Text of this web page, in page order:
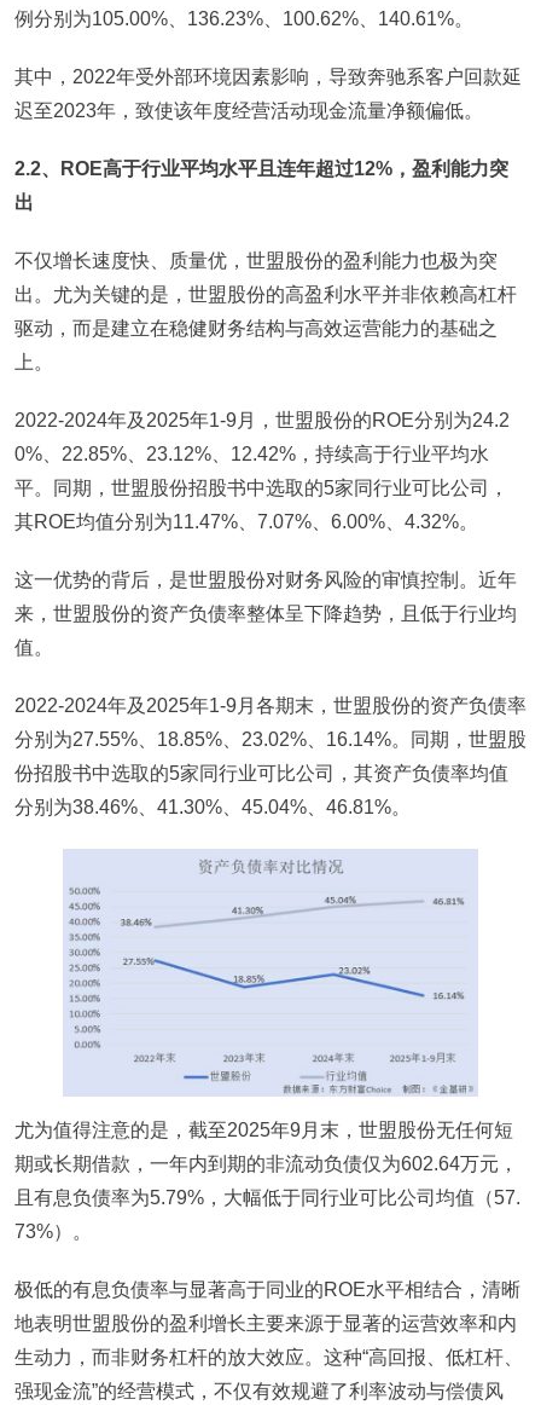
例分别为105.00%、136.23%、100.62%、140.61%。
其中，2022年受外部环境因素影响，导致奔驰系客户回款延
迟至2023年，致使该年度经营活动现金流量净额偏低。
2.2、ROE高于行业平均水平且连年超过12%，盈利能力突
出
不仅增长速度快、质量优，世盟股份的盈利能力也极为突
出。尤为关键的是，世盟股份的高盈利水平并非依赖高杠杆
驱动，而是建立在稳健财务结构与高效运营能力的基础之
上。
2022-2024年及2025年1-9月，世盟股份的ROE分别为24.2
0%、22.85%、23.12%、12.42%，持续高于行业平均水
平。同期，世盟股份招股书中选取的5家同行业可比公司，
其ROE均值分别为11.47%、7.07%、6.00%、4.32%。
这一优势的背后，是世盟股份对财务风险的审慎控制。近年
来，世盟股份的资产负债率整体呈下降趋势，且低于行业均
值。
2022-2024年及2025年1-9月各期末，世盟股份的资产负债率
分别为27.55%、18.85%、23.02%、16.14%。同期，世盟股
份招股书中选取的5家同行业可比公司，其资产负债率均值
分别为38.46%、41.30%、45.04%、46.81%。
尤为值得注意的是，截至2025年9月末，世盟股份无任何短
期或长期借款，一年内到期的非流动负债仅为602.64万元，
且有息负债率为5.79%，大幅低于同行业可比公司均值（57.
73%）。
极低的有息负债率与显著高于同业的ROE水平相结合，清晰
地表明世盟股份的盈利增长主要来源于显著的运营效率和内
生动力，而非财务杠杆的放大效应。这种“高回报、低杠杆、
强现金流”的经营模式，不仅有效规避了利率波动与偿债风